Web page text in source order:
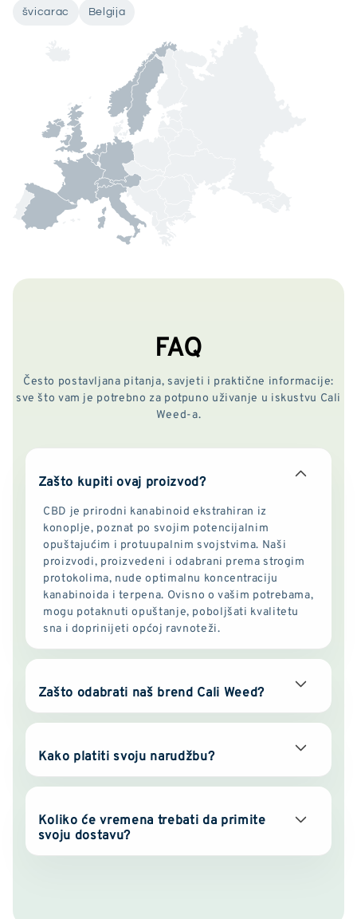
švicarac Belgija
FAQ
Često postavljana pitanja, savjeti i praktične informacije:
sve što vam je potrebno za potpuno uživanje u iskustvu Cali
Weed-a.
Zašto kupiti ovaj proizvod?
CBD je prirodni kanabinoid ekstrahiran iz
konoplje, poznat po svojim potencijalnim
opuštajućim i protuupalnim svojstvima. Naši
proizvodi, proizvedeni i odabrani prema strogim
protokolima, nude optimalnu koncentraciju
kanabinoida i terpena. Ovisno o vašim potrebama,
mogu potaknuti opuštanje, poboljšati kvalitetu
sna i doprinijeti općoj ravnoteži.
Zašto odabrati naš brend Cali Weed?
Kako platiti svoju narudžbu?
Koliko će vremena trebati da primite
svoju dostavu?